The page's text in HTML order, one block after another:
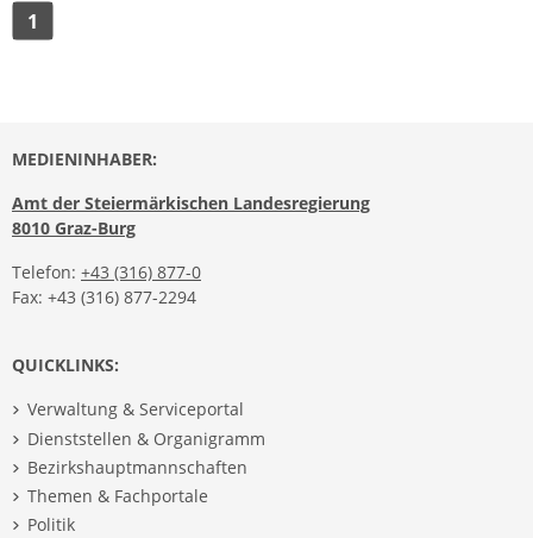
1
MEDIENINHABER:
Amt der Steiermärkischen Landesregierung
8010 Graz-Burg
Telefon: +43 (316) 877-0
Fax: +43 (316) 877-2294
QUICKLINKS:
Verwaltung & Serviceportal
Dienststellen & Organigramm
Bezirkshauptmannschaften
Themen & Fachportale
Politik